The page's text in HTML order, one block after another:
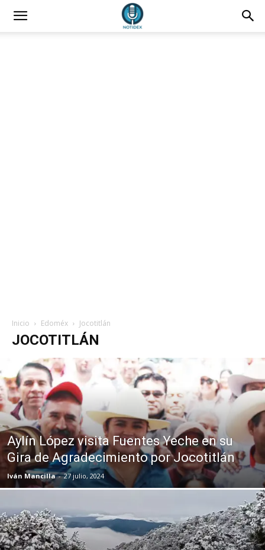
Inicio Edoméx Jocotitlán
JOCOTITLÁN
Aylín López visita Fuentes Yeche en su
Gira de Agradecimiento por Jocotitlán
Iván Mancilla - 27 julio, 2024